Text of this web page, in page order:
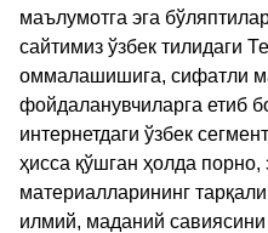
маълумотга эга
сайтимиз ўзбек тилидаги
оммалашишига, сифатли
фойдаланувчиларга етиб
интернетдаги ўзбек
ҳисса қўшган ҳолда
материалларининг
илмий, маданий